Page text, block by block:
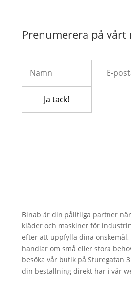
Prenumerera på vårt
Binab är din pålitliga partner
kläder och maskiner för
efter att uppfylla dina önskemål,
handlar om små eller stora
besöka vår butik på Sturegatan
din beställning direkt här i vår